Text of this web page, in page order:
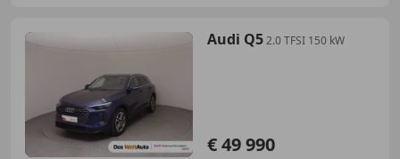
Audi Q52.0 TFSI 150 kW
€ 49 990